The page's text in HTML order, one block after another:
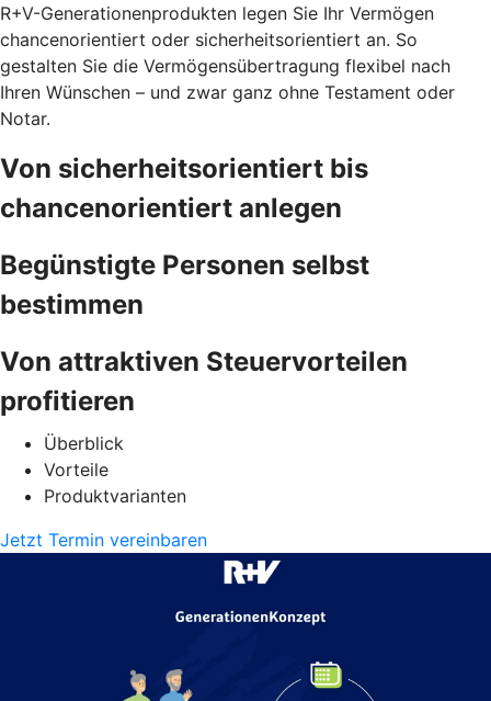
R+V-Generationenprodukten legen Sie Ihr Vermögen
chancenorientiert oder sicherheitsorientiert an. So
gestalten Sie die Vermögensübertragung flexibel nach
Ihren Wünschen – und zwar ganz ohne Testament oder
Notar.
Von sicherheitsorientiert bis
chancenorientiert anlegen
Begünstigte Personen selbst
bestimmen
Von attraktiven Steuervorteilen
profitieren
Überblick
Vorteile
Produktvarianten
Jetzt Termin vereinbaren